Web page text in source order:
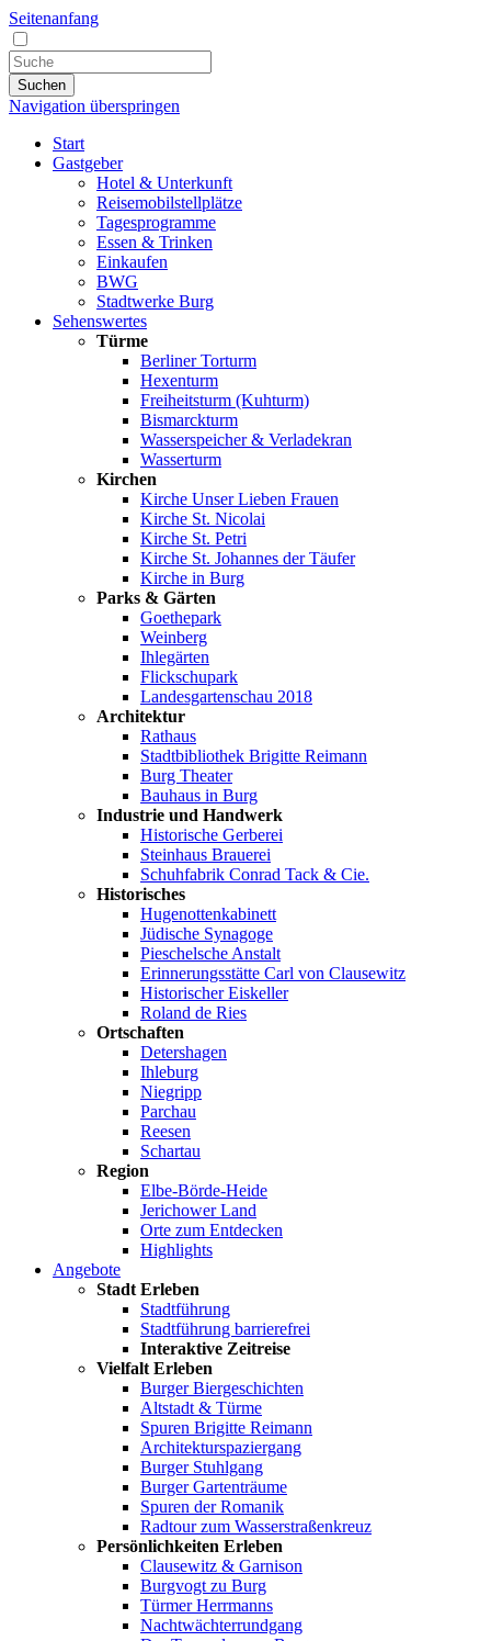
Seitenanfang
Suchen
Navigation überspringen
Start
Gastgeber
Hotel & Unterkunft
Reisemobilstellplätze
Tagesprogramme
Essen & Trinken
Einkaufen
BWG
Stadtwerke Burg
Sehenswertes
Türme
Berliner Torturm
Hexenturm
Freiheitsturm (Kuhturm)
Bismarckturm
Wasserspeicher & Verladekran
Wasserturm
Kirchen
Kirche Unser Lieben Frauen
Kirche St. Nicolai
Kirche St. Petri
Kirche St. Johannes der Täufer
Kirche in Burg
Parks & Gärten
Goethepark
Weinberg
Ihlegärten
Flickschupark
Landesgartenschau 2018
Architektur
Rathaus
Stadtbibliothek Brigitte Reimann
Burg Theater
Bauhaus in Burg
Industrie und Handwerk
Historische Gerberei
Steinhaus Brauerei
Schuhfabrik Conrad Tack & Cie.
Historisches
Hugenottenkabinett
Jüdische Synagoge
Pieschelsche Anstalt
Erinnerungsstätte Carl von Clausewitz
Historischer Eiskeller
Roland de Ries
Ortschaften
Detershagen
Ihleburg
Niegripp
Parchau
Reesen
Schartau
Region
Elbe-Börde-Heide
Jerichower Land
Orte zum Entdecken
Highlights
Angebote
Stadt Erleben
Stadtführung
Stadtführung barrierefrei
Interaktive Zeitreise
Vielfalt Erleben
Burger Biergeschichten
Altstadt & Türme
Spuren Brigitte Reimann
Architekturspaziergang
Burger Stuhlgang
Burger Gartenträume
Spuren der Romanik
Radtour zum Wasserstraßenkreuz
Persönlichkeiten Erleben
Clausewitz & Garnison
Burgvogt zu Burg
Türmer Herrmanns
Nachtwächterrundgang